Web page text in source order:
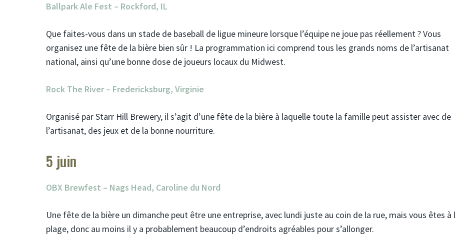
Ballpark Ale Fest – Rockford, IL
Que faites-vous dans un stade de baseball de ligue mineure lorsque l’équipe ne joue pas réellement ? Vous
organisez une fête de la bière bien sûr ! La programmation ici comprend tous les grands noms de l’artisanat
national, ainsi qu’une bonne dose de joueurs locaux du Midwest.
Rock The River – Fredericksburg, Virginie
Organisé par Starr Hill Brewery, il s’agit d’une fête de la bière à laquelle toute la famille peut assister avec de
l’artisanat, des jeux et de la bonne nourriture.
5 juin
OBX Brewfest – Nags Head, Caroline du Nord
Une fête de la bière un dimanche peut être une entreprise, avec lundi juste au coin de la rue, mais vous êtes à
plage, donc au moins il y a probablement beaucoup d’endroits agréables pour s’allonger.